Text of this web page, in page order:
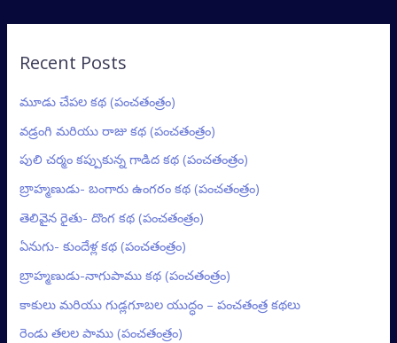
Recent Posts
మూడు చేపల కథ (పంచతంత్రం)
వడ్రంగి మరియు రాజు కథ (పంచతంత్రం)
పులి చర్మం కప్పుకున్న గాడిద కథ (పంచతంత్రం)
బ్రాహ్మణుడు- బంగారు ఉంగరం కథ (పంచతంత్రం)
తెలివైన రైతు- దొంగ కథ (పంచతంత్రం)
ఏనుగు- కుందేళ్ల కథ (పంచతంత్రం)
బ్రాహ్మణుడు-నాగుపాము కథ (పంచతంత్రం)
కాకులు మరియు గుడ్లగూబల యుద్ధం – పంచతంత్ర కథలు
రెండు తలల పాము (పంచతంత్రం)